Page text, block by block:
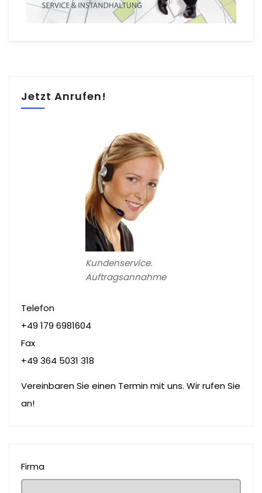
Jetzt Anrufen!
Kundenservice.
Auftragsannahme
Telefon
+49 179 6981604
Fax
+49 364 5031 318
Vereinbaren Sie einen Termin mit uns. Wir rufen Sie
an!
Firma